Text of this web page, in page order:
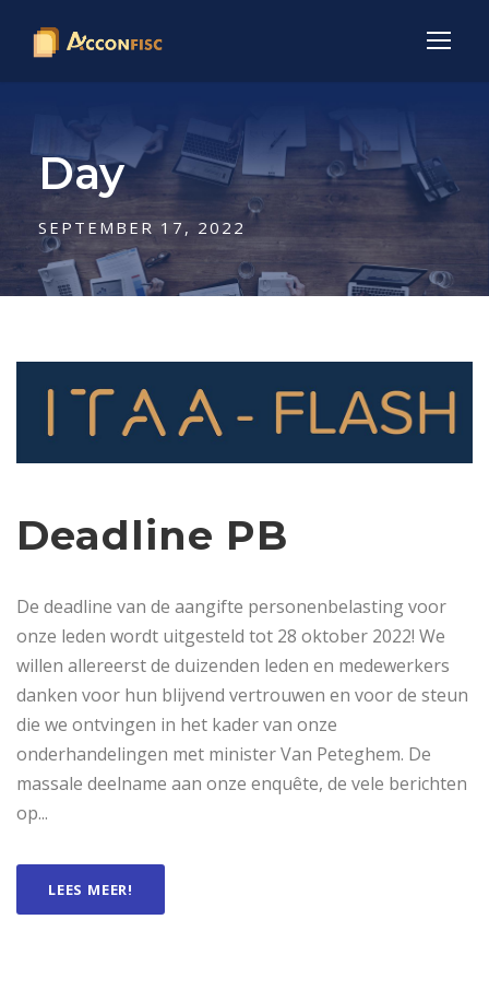
Day
SEPTEMBER 17, 2022
Deadline PB
De deadline van de aangifte personenbelasting voor
onze leden wordt uitgesteld tot 28 oktober 2022! We
willen allereerst de duizenden leden en medewerkers
danken voor hun blijvend vertrouwen en voor de steun
die we ontvingen in het kader van onze
onderhandelingen met minister Van Peteghem. De
massale deelname aan onze enquête, de vele berichten
op...
LEES MEER!